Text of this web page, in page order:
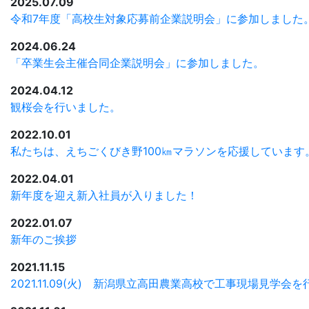
令和7年度「高校生対象応募前企業説明会」に参加しました。
2024.06.24
「卒業生会主催合同企業説明会」に参加しました。
2024.04.12
観桜会を行いました。
2022.10.01
私たちは、えちごくびき野100㎞マラソンを応援しています。
2022.04.01
新年度を迎え新入社員が入りました！
2022.01.07
新年のご挨拶
2021.11.15
2021.11.09(火) 新潟県立高田農業高校で工事現場見学会を